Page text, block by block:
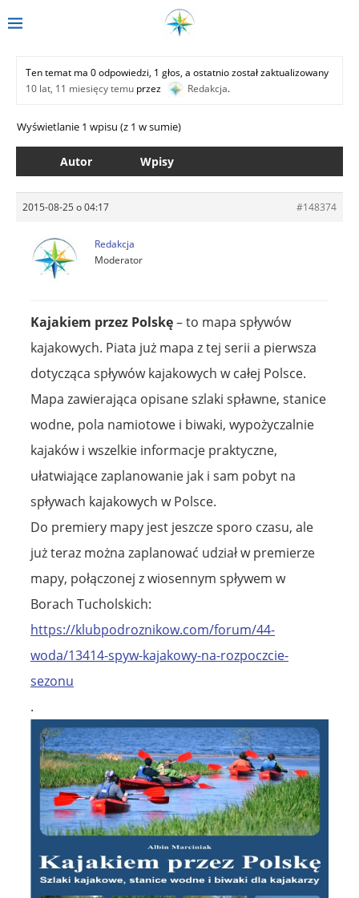
Ten temat ma 0 odpowiedzi, 1 głos, a ostatnio został zaktualizowany
10 lat, 11 miesięcy temu przez Redakcja.
Wyświetlanie 1 wpisu (z 1 w sumie)
Autor Wpisy
2015-08-25 o 04:17 #148374
Redakcja
Moderator
Kajakiem przez Polskę– to mapa spływów
kajakowych. Piata już mapa z tej serii a pierwsza
dotycząca spływów kajakowych w całej Polsce.
Mapa zawierająca opisane szlaki spławne, stanice
wodne, pola namiotowe i biwaki, wypożyczalnie
kajaków i wszelkie informacje praktyczne,
ułatwiające zaplanowanie jak i sam pobyt na
spływach kajakowych w Polsce.
Do premiery mapy jest jeszcze sporo czasu, ale
już teraz można zaplanować udział w premierze
mapy, połączonej z wiosennym spływem w
Borach Tucholskich:
https://klubpodroznikow.com/forum/44-
woda/13414-spyw-kajakowy-na-rozpoczcie-
sezonu
.